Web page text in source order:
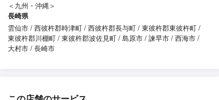
＜九州・沖縄＞
長崎県
雲仙市 西彼杵郡時津町 西彼杵郡長与町 東彼杵郡東彼杵町
東彼杵郡川棚町 東彼杵郡波佐見町 島原市 諫早市 西海市
大村市 長崎市